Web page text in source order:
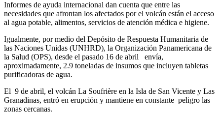
Informes de ayuda internacional dan cuenta que entre las
necesidades que afrontan los afectados por el volcán están el acceso
al agua potable, alimentos, servicios de atención médica e higiene.
Igualmente, por medio del Depósito de Respuesta Humanitaria de
las Naciones Unidas (UNHRD), la Organización Panamericana de
la Salud (OPS), desde el pasado 16 de abril envía,
aproximadamente, 2.9 toneladas de insumos que incluyen tabletas
purificadoras de agua.
El 9 de abril, el volcán La Soufrière en la Isla de San Vicente y Las
Granadinas, entró en erupción y mantiene en constante peligro las
zonas cercanas.